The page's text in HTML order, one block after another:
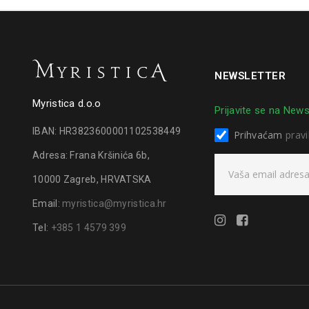
Myristica d.o.o
IBAN: HR3823600001102538449
Adresa: Frana Kršinića 6b,
10000 Zagreb, HRVATSKA
Email: myristica@myristica.hr
Tel: +385 1 4579 399
NEWSLETTER
Prijavite se na
Prihvaćam